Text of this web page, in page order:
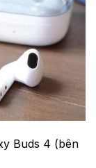
Buds 4 (bên